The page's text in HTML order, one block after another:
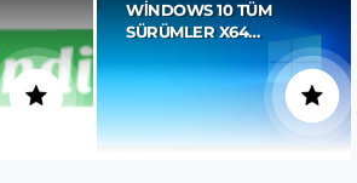
WINDOWS 10 TÜM
SÜRÜMLER X64…